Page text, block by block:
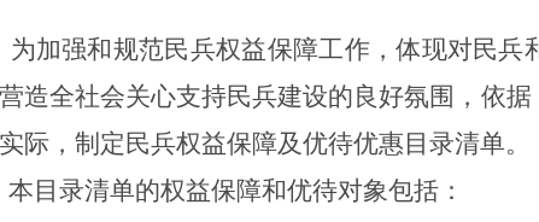
为加强和规范民兵权益保障工作，体现对民
造全社会关心支持民兵建设的良好氛围， 依据
实际，制定民兵权益保障及优待优惠目录清单。
本目录清单的权益保障和优待对象包括：